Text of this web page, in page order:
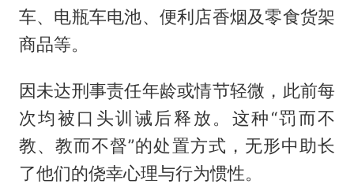
车、电瓶车电池、便利店香烟及零食货架
商品等。
因未达刑事责任年龄或情节轻微，此前每
次均被口头训诫后释放。这种“罚而不
教、教而不督”的处置方式，无形中助长
了他们的侥幸心理与行为惯性。